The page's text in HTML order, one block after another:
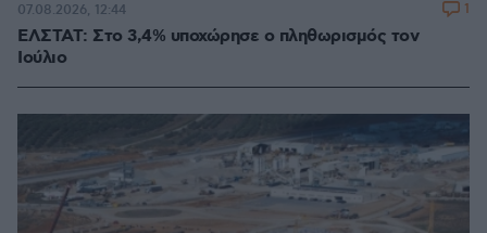
ΕΛΣΤΑΤ: Στο 3,4% υποχώρησε ο πληθωρισμός τον
Ιούλιο
07.08.2026, 12:44 1